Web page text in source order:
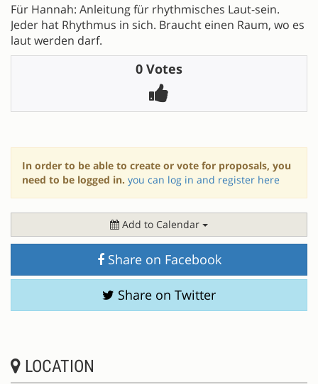
Für Hannah: Anleitung für rhythmisches Laut-sein.
Jeder hat Rhythmus in sich. Braucht einen Raum, wo es
laut werden darf.
0 Votes
In order to be able to create or vote for proposals, you
need to be logged in. you can log in and register here
Add to Calendar
Share on Facebook
Share on Twitter
LOCATION